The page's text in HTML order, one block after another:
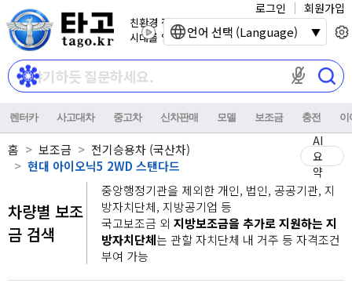
친환경 전기자동차
시대를 열어갑니다.
마이크 권한이
로그인 회원가입
렌터카 사고대차 중고차 신차판매 모델 보조금 충전 이
홈 보조금
전기승용차 (국산차)
현대 아이오닉5 2WD 스탠다드
AI
요
약
차량별 보조
금 검색
중앙행정기관을 제외한 개인, 법인, 공공기관, 지
방자치단체, 지방공기업 등
국고보조금 외 지방보조금을 추가로 지원하는 지
방자치단체는 관할 자치단체 내 거주 등 자격조건
부여 가능
언어 선택 (Language)